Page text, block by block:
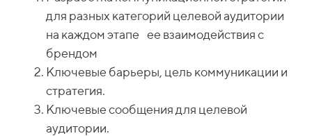
для разных категорий целевой аудитории
на каждом этапе ее взаимодействия с
брендом
Ключевые барьеры, цель коммуникации и
стратегия.
Ключевые сообщения для целевой
аудитории.